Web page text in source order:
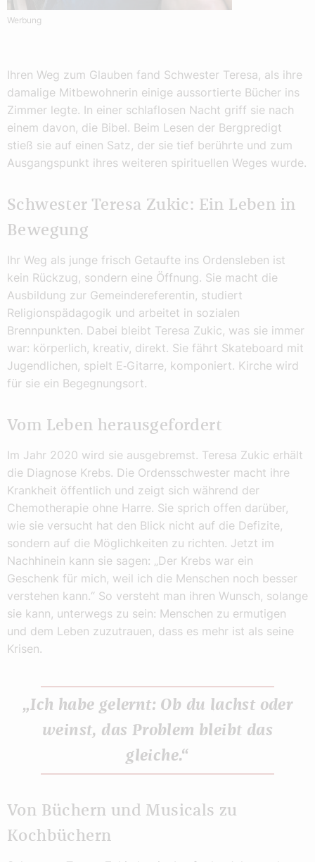
Werbung
Ihren Weg zum Glauben fand Schwester Teresa, als ihre
damalige Mitbewohnerin einige aussortierte Bücher ins
Zimmer legte. In einer schlaflosen Nacht griff sie nach
einem davon, die Bibel. Beim Lesen der Bergpredigt
stieß sie auf einen Satz, der sie tief berührte und zum
Ausgangspunkt ihres weiteren spirituellen Weges wurde.
Schwester Teresa Zukic: Ein Leben in
Bewegung
Ihr Weg als junge frisch Getaufte ins Ordensleben ist
kein Rückzug, sondern eine Öffnung. Sie macht die
Ausbildung zur Gemeinde­referentin, studiert
Religionspädagogik und arbeitet in sozialen
Brennpunkten. Dabei bleibt Teresa Zukic, was sie immer
war: körperlich, kreativ, direkt. Sie fährt Skateboard mit
Jugendlichen, spielt E‑Gitarre, komponiert. Kirche wird
für sie ein Begegnungsort.
Vom Leben herausgefordert
Im Jahr 2020 wird sie ausgebremst. Teresa Zukic erhält
die Diagnose Krebs. Die Ordensschwester macht ihre
Krankheit öffentlich und zeigt sich während der
Chemotherapie ohne Harre. Sie sprich offen darüber,
wie sie versucht hat den Blick nicht auf die Defizite,
sondern auf die Möglichkeiten zu richten. Jetzt im
Nachhinein kann sie sagen: „Der Krebs war ein
Geschenk für mich, weil ich die Menschen noch besser
verstehen kann.“ So versteht man ihren Wunsch, solange
sie kann, unterwegs zu sein: Menschen zu ermutigen
und dem Leben zuzutrauen, dass es mehr ist als seine
Krisen.
„Ich habe gelernt: Ob du lachst oder
weinst, das Problem bleibt das
gleiche.“
Von Büchern und Musicals zu
Kochbüchern